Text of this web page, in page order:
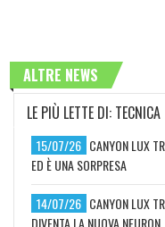
ALTRE NEWS
LE PIÙ LETTE DI: TECNICA
15/07/26 CANYON LUX
ED È UNA SORPRESA
14/07/26 CANYON LUX
DIVENTA LA NUOVA NEURON